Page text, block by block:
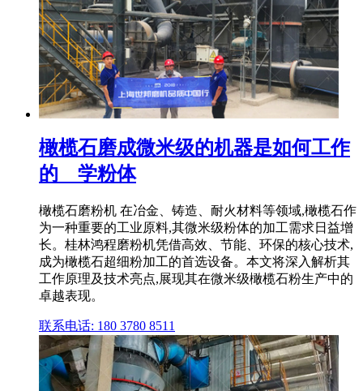
橄榄石磨成微米级的机器是如何工作
的 _ 学粉体
橄榄石磨粉机 在冶金、铸造、耐火材料等领域,橄榄石作
为一种重要的工业原料,其微米级粉体的加工需求日益增
长。桂林鸿程磨粉机凭借高效、节能、环保的核心技术,
成为橄榄石超细粉加工的首选设备。本文将深入解析其
工作原理及技术亮点,展现其在微米级橄榄石粉生产中的
卓越表现。
联系电话: 180 3780 8511